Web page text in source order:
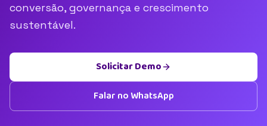
conversão, governança e crescimento
sustentável.
Solicitar Demo
Falar no WhatsApp